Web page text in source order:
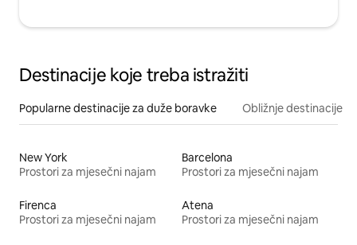
Destinacije koje treba istražiti
Popularne destinacije za duže boravke Obližnje destinacije
New York
Prostori za mjesečni najam
Barcelona
Prostori za mjesečni najam
Firenca
Prostori za mjesečni najam
Atena
Prostori za mjesečni najam